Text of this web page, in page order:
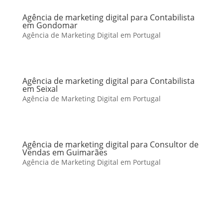
Agência de marketing digital para Contabilista
em Gondomar
Agência de Marketing Digital em Portugal
Agência de marketing digital para Contabilista
em Seixal
Agência de Marketing Digital em Portugal
Agência de marketing digital para Consultor de
Vendas em Guimarães
Agência de Marketing Digital em Portugal